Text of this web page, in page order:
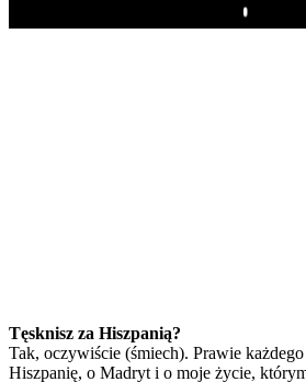
Play
Tęsknisz za Hiszpanią?
Tak, oczywiście (śmiech). Prawie
Hiszpanię, o Madryt i o moje życie,